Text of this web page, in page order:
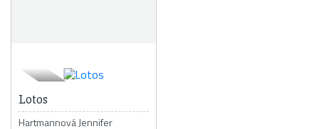
Lotos
Hartmannová Jennifer